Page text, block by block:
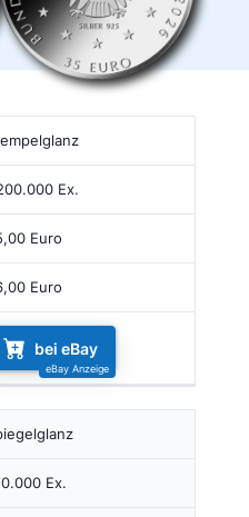
Ex.
Euro
Euro
bei eBay
Ex.